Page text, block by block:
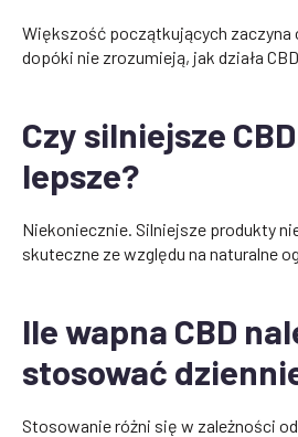
Większość początkujących zaczyna
dopóki nie zrozumieją, jak działa
Czy silniejsze
lepsze?
Niekoniecznie. Silniejsze produkty
skuteczne ze względu na naturalne
Ile wapna CBD
stosować
Stosowanie różni się w zależności